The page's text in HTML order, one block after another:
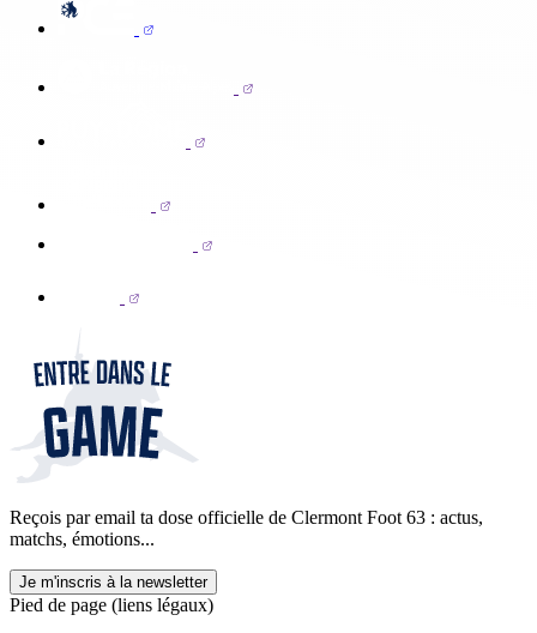
Reçois par email ta dose officielle de Clermont Foot 63 : actus,
matchs, émotions...
Je m'inscris à la newsletter
Pied de page (liens légaux)